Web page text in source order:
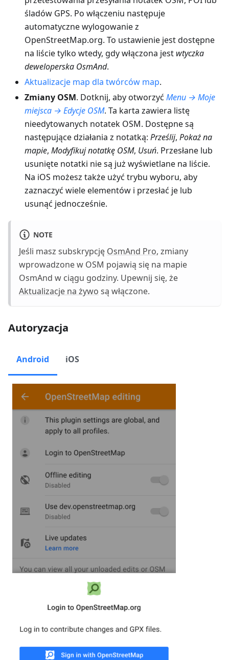
śladów GPS. Po włączeniu następuje
automatyczne wylogowanie z
OpenStreetMap.org. To ustawienie jest dostępne
na liście tylko wtedy, gdy włączona jest wtyczka
deweloperska OsmAnd.
Aktualizacje map dla twórców map.
Zmiany OSM. Dotknij, aby otworzyć Menu → Moje
miejsca → Edycje OSM. Ta karta zawiera listę
nieedytowanych notatek OSM. Dostępne są
następujące działania z notatką: Prześlij, Pokaż na
mapie, Modyfikuj notatkę OSM, Usuń. Przesłane lub
usunięte notatki nie są już wyświetlane na liście.
Na iOS możesz także użyć trybu wyboru, aby
zaznaczyć wiele elementów i przesłać je lub
usunąć jednocześnie.
NOTE
Jeśli masz subskrypcję OsmAnd Pro, zmiany
wprowadzone w OSM pojawią się na mapie
OsmAnd w ciągu godziny. Upewnij się, że
Aktualizacje na żywo są włączone.
Autoryzacja
Android iOS